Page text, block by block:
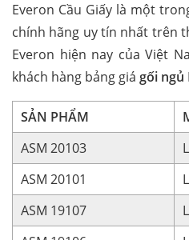
Everon Cầu Giấy là một
chính hãng uy tín nhất trên
Everon hiện nay của Việt
khách hàng bảng giá gối ngủ
SẢN PHẨM
ASM 20103
ASM 20101
ASM 19107